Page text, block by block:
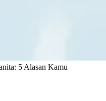
5 Alasan Kamu